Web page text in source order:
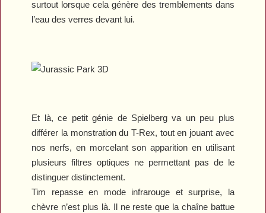
surtout lorsque cela génère des tremblements dans
l’eau des verres devant lui.
Et là, ce petit génie de Spielberg va un peu plus
différer la monstration du T-Rex, tout en jouant avec
nos nerfs, en morcelant son apparition en utilisant
plusieurs filtres optiques ne permettant pas de le
distinguer distinctement.
Tim repasse en mode infrarouge et surprise, la
chèvre n’est plus là. Il ne reste que la chaîne battue